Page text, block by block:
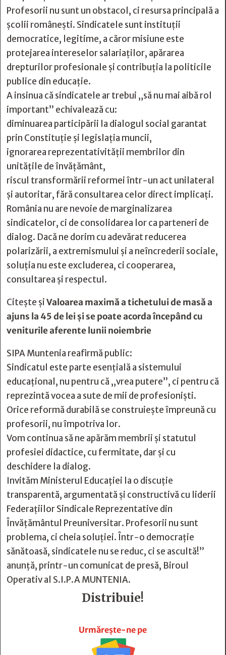
Profesorii nu sunt un obstacol, ci resursa principală a
școlii românești. Sindicatele sunt instituții
democratice, legitime, a căror misiune este
protejarea intereselor salariaților, apărarea
drepturilor profesionale și contribuția la politicile
publice din educație.
A insinua că sindicatele ar trebui „să nu mai aibă rol
important” echivalează cu:
diminuarea participării la dialogul social garantat
prin Constituție și legislația muncii,
ignorarea reprezentativității membrilor din
unitățile de învățământ,
riscul transformării reformei într-un act unilateral
și autoritar, fără consultarea celor direct implicați.
România nu are nevoie de marginalizarea
sindicatelor, ci de consolidarea lor ca parteneri de
dialog. Dacă ne dorim cu adevărat reducerea
polarizării, a extremismului și a neîncrederii sociale,
soluția nu este excluderea, ci cooperarea,
consultarea și respectul.
Citește șiValoarea maximă a tichetului de masă a
ajuns la 45 de lei şi se poate acorda începând cu
veniturile aferente lunii noiembrie
SIPA Muntenia reafirmă public:
Sindicatul este parte esențială a sistemului
educațional, nu pentru că „vrea putere”, ci pentru că
reprezintă vocea a sute de mii de profesioniști.
Orice reformă durabilă se construiește împreună cu
profesorii, nu împotriva lor.
Vom continua să ne apărăm membrii și statutul
profesiei didactice, cu fermitate, dar și cu
deschidere la dialog.
Invităm Ministerul Educației la o discuție
transparentă, argumentată și constructivă cu liderii
Federațiilor Sindicale Reprezentative din
Învățământul Preuniversitar. Profesorii nu sunt
problema, ci cheia soluției. Într-o democrație
sănătoasă, sindicatele nu se reduc, ci se ascultă!”
anunță, printr-un comunicat de presă, Biroul
Operativ al S.I.P.A MUNTENIA.
Distribuie!
Urmărește-ne pe